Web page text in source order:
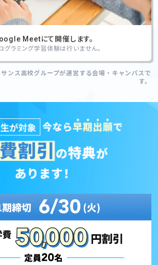
Meetにて開催します。
グラミング学習体験は行いません。
ンス高校グループが運営する会場・キャンパスで
す。